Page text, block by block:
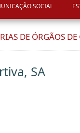
SOCIAL
DE ÓRGÃOS
SA